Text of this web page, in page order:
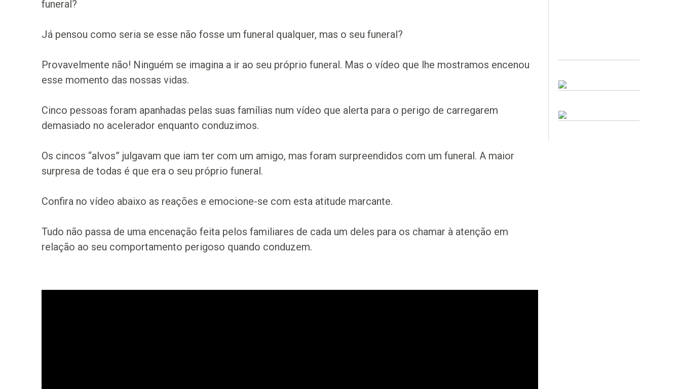
funeral?
Já pensou como seria se esse não fosse um funeral qualquer, mas o seu funeral?
Provavelmente não! Ninguém se imagina a ir ao seu próprio funeral. Mas o vídeo que lhe mostramos encenou
esse momento das nossas vidas.
Cinco pessoas foram apanhadas pelas suas famílias num vídeo que alerta para o perigo de carregarem
demasiado no acelerador enquanto conduzimos.
Os cincos “alvos” julgavam que iam ter com um amigo, mas foram surpreendidos com um funeral. A maior
surpresa de todas é que era o seu próprio funeral.
Confira no vídeo abaixo as reações e emocione-se com esta atitude marcante.
Tudo não passa de uma encenação feita pelos familiares de cada um deles para os chamar à atenção em
relação ao seu comportamento perigoso quando conduzem.